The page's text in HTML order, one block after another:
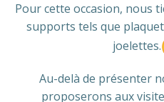
Pour cette occasion, nous
supports tels que
joelettes.
Au-delà de présenter
proposerons aux